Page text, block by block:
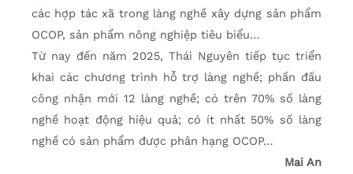
các hợp tác xã trong làng nghề xây dựng sản phẩm
OCOP, sản phẩm nông nghiệp tiêu biểu…
Từ nay đến năm 2025, Thái Nguyên tiếp tục triển
khai các chương trình hỗ trợ làng nghề; phấn đấu
công nhận mới 12 làng nghề; có trên 70% số làng
nghề hoạt động hiệu quả; có ít nhất 50% số làng
nghề có sản phẩm được phân hạng OCOP…
Mai An